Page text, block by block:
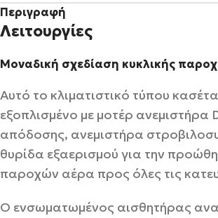
Περιγραφή
Λειτουργίες
Μοναδική σχεδίαση κυκλικής
Αυτό το κλιματιστικό τύπου
εξοπλισμένο με μοτέρ ανεμιστήρα
απόδοσης, ανεμιστήρα
θυρίδα εξαερισμού για την
παροχών αέρα προς όλες τις
Ο ενσωματωμένος αισθητήρας